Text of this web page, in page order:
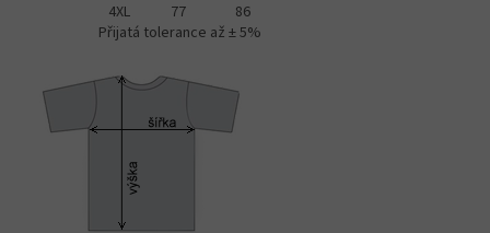
4XL
77
86
Přijatá tolerance až ± 5%